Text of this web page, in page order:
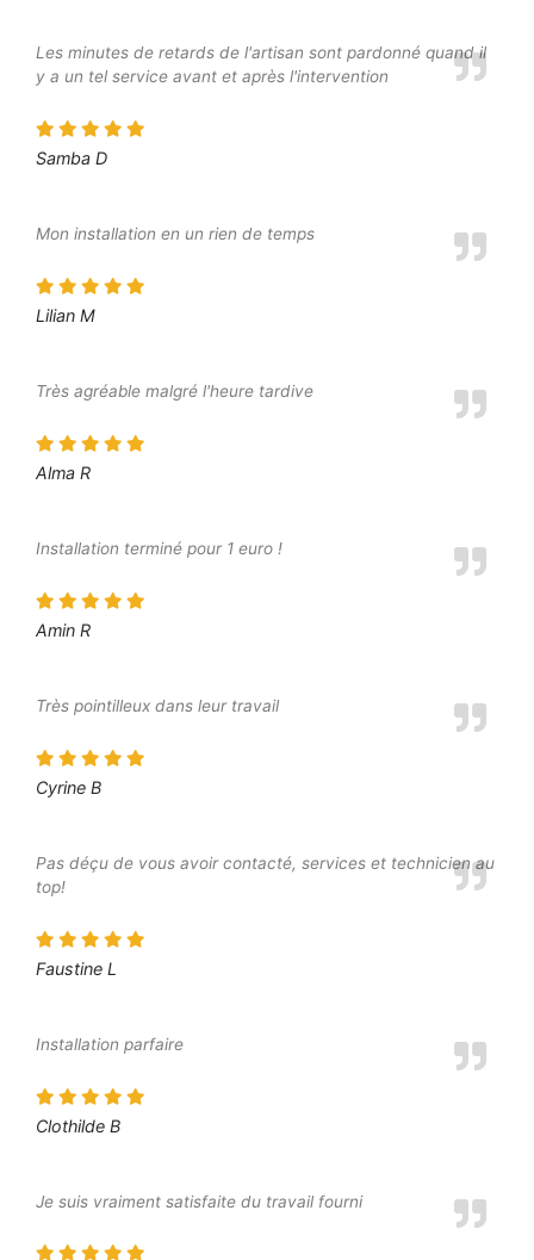
Les minutes de retards de l'artisan sont pardonné quand il
y a un tel service avant et après l'intervention
Samba D
Mon installation en un rien de temps
Lilian M
Très agréable malgré l'heure tardive
Alma R
Installation terminé pour 1 euro !
Amin R
Très pointilleux dans leur travail
Cyrine B
Pas déçu de vous avoir contacté, services et technicien au
top!
Faustine L
Installation parfaire
Clothilde B
Je suis vraiment satisfaite du travail fourni